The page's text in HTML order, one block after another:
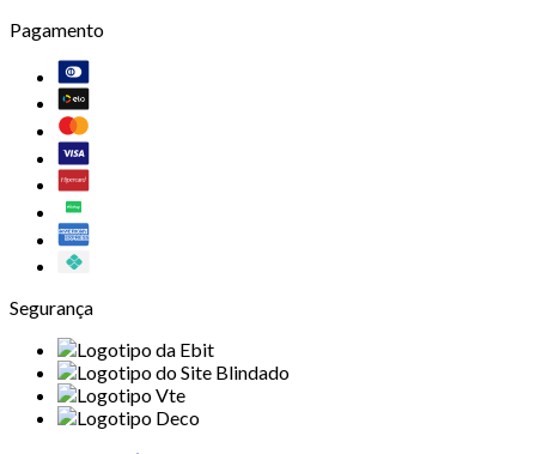
Pagamento
Segurança